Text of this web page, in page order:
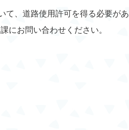
て、道路使用許可を得る必要があ
にお問い合わせください。